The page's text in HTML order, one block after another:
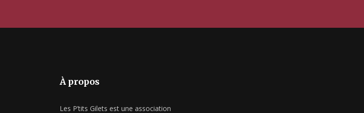
À propos
Les P’tits Gilets est une association